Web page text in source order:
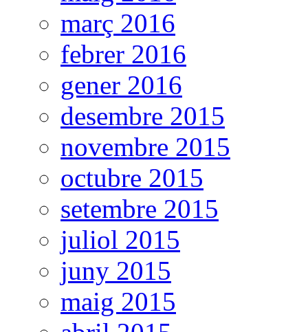
març 2016
febrer 2016
gener 2016
desembre 2015
novembre 2015
octubre 2015
setembre 2015
juliol 2015
juny 2015
maig 2015